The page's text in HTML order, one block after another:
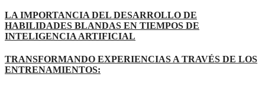
LA IMPORTANCIA DEL DESARROLLO DE
HABILIDADES BLANDAS EN TIEMPOS DE
INTELIGENCIA ARTIFICIAL
TRANSFORMANDO EXPERIENCIAS A TRAVÉS DE LOS
ENTRENAMIENTOS: